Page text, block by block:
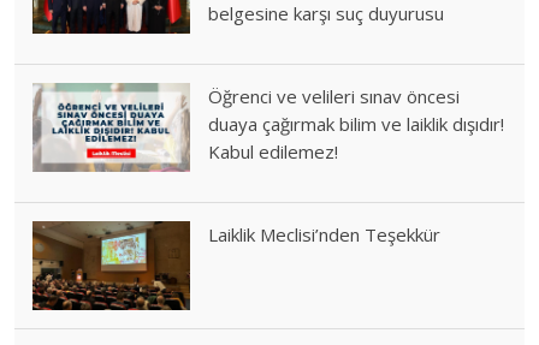
belgesine karşı suç duyurusu
Öğrenci ve velileri sınav öncesi
duaya çağırmak bilim ve laiklik dışıdır!
Kabul edilemez!
Laiklik Meclisi’nden Teşekkür